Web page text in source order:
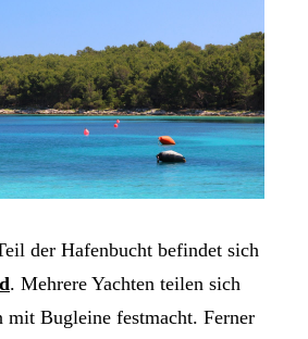
der Hafenbucht befindet sich
. Mehrere Yachten teilen sich
mit Bugleine festmacht. Ferner